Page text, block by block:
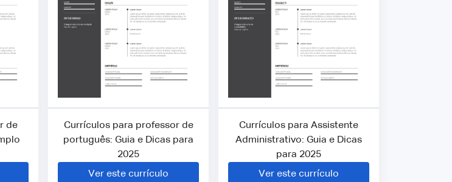
de
Currículos para professor de
português: Guia e Dicas para
2025
Ver este currículo
Currículos para Assistente
Administrativo: Guia e Dicas
para 2025
Ver este currículo